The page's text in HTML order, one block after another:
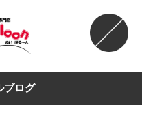
ブログ